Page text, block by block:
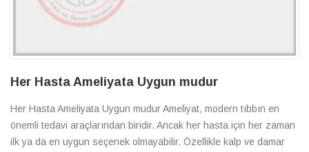
Her Hasta Ameliyata Uygun mudur
Her Hasta Ameliyata Uygun mudur Ameliyat, modern tıbbın en
önemli tedavi araçlarından biridir. Ancak her hasta için her zaman
ilk ya da en uygun seçenek olmayabilir. Özellikle kalp ve damar